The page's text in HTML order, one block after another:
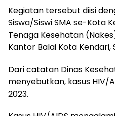
Kegiatan tersebut diisi
Siswa/Siswi SMA se-Kota
Tenaga Kesehatan
Kantor Balai Kota Kendari,
Dari catatan Dinas
menyebutkan, kasus HIV/
2023.